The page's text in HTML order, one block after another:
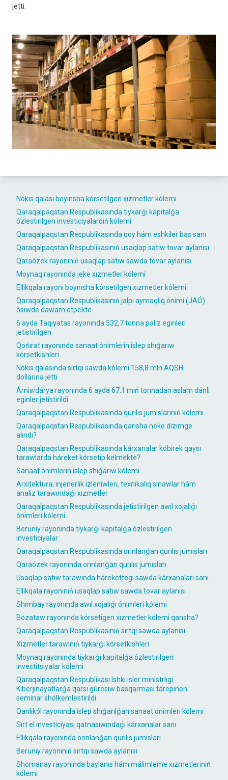
Nókis qalası boyınsha kórsetilgen xızmetler kólemi
Qaraqalpaqstan Respublikasında tiykarǵı kapitalǵa
ózlestirilgen investiciyalardıń kólemi
Qaraqalpaqstan Respublikasında qoy hám eshkiler bas sanı
Qaraqalpaqstan Respublikasınıń usaqlap satıw tovar aylanısı
Qaraózek rayonınıń usaqlap satıw sawda tovar aylanısı
Moynaq rayonında jeke xızmetler kólemi
Ellikqala rayonı boyınsha kórsetilgen xızmetler kólemi
Qaraqalpaqstan Respublikasınıń jalpı aymaqlıq ónimi (JAÓ)
ósiwde dawam etpekte
6 ayda Taqıyatas rayonında 532,7 tonna palız eginleri
jetistirilgen
Qońırat rayonında sanaat ónimlerin islep shıǵarıw
kórsetkishleri
Nókis qalasında sırtqı sawda kólemi 158,8 mln AQSH
dollarına jetti
Ámiwdárya rayonında 6 ayda 67,1 mıń tonnadan aslam dánli
eginler jetistirildi
Qaraqalpaqstan Respublikasında qurılıs jumıslarınıń kólemi
Qaraqalpaqstan Respublikasında qansha neke dizimge
alındı?
Qaraqalpaqstan Respublikasında kárxanalar kóbirek qaysı
tarawlarda háreket kórsetip kelmekte?
Sanaat ónimlerin islep shıǵarıw kólemi
Arxitektura, injenerlik izleniwleri, texnikalıq sınawlar hám
analiz tarawındaǵı xızmetler
Qaraqalpaqstan Respublikasında jetistirilgen awıl xojalıǵı
ónimleri kólemi
Beruniy rayonında tiykarǵı kapitalǵa ózlestirilgen
investiciyalar
Qaraqalpaqstan Respublikasında orınlanǵan qurılıs jumısları
Qaraózek rayonında orınlanǵan qurılıs jumısları
Usaqlap satıw tarawında hárekettegi sawda kárxanaları sanı
Ellikqala rayonınıń usaqlap satıw sawda tovar aylanısı
Shımbay rayonında awıl xojalıǵı ónimleri kólemi
Bozataw rayonında kórsetigen xızmetler kólemi qansha?
Qaraqalpaqstan Respublikasınıń sırtqı sawda aylanısı
Xızmetler tarawınıń tiykarǵı kórsetkishleri
Moynaq rayonında tiykarǵı kapitalǵa ózlestirilgen
investitsiyalar kólemi
Qaraqalpaqstan Respublikası Ishki isler ministrligi
Kiberjınayatlarǵa qarsı gúresiw basqarması tárepinen
seminar shólkemlestirildi
Qanlıkól rayonında islep shıǵarılǵan sanaat ónimleri kólemi
Sırt el investiciyası qatnasıwındaǵı kárxanalar sanı
Ellikqala rayonında orınlanǵan qurılıs jumısları
Beruniy rayonınıń sırtqı sawda aylanısı
Shomanay rayonında baylanıs hám málimleme xızmetleriniń
kólemi
jetti.